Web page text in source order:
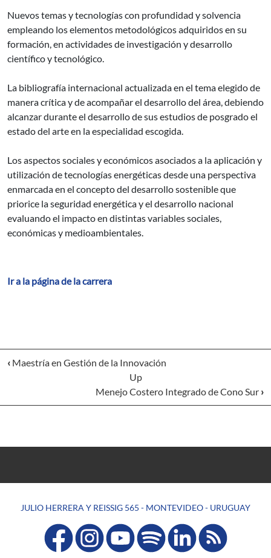
Nuevos temas y tecnologías con profundidad y solvencia
empleando los elementos metodológicos adquiridos en su
formación, en actividades de investigación y desarrollo
científico y tecnológico.
La bibliografía internacional actualizada en el tema elegido de
manera crítica y de acompañar el desarrollo del área, debiendo
alcanzar durante el desarrollo de sus estudios de posgrado el
estado del arte en la especialidad escogida.
Los aspectos sociales y económicos asociados a la aplicación y
utilización de tecnologías energéticas desde una perspectiva
enmarcada en el concepto del desarrollo sostenible que
priorice la seguridad energética y el desarrollo nacional
evaluando el impacto en distintas variables sociales,
económicas y medioambientales.
Ir a la página de la carrera
‹ Maestría en Gestión de la Innovación
Up
Menejo Costero Integrado de Cono Sur ›
JULIO HERRERA Y REISSIG 565 - MONTEVIDEO - URUGUAY